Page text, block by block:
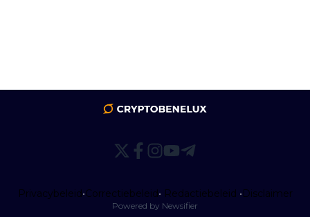
Privacybeleid•Correctiebeleid• Redactiebeleid •Disclaimer
Powered by Newsifier